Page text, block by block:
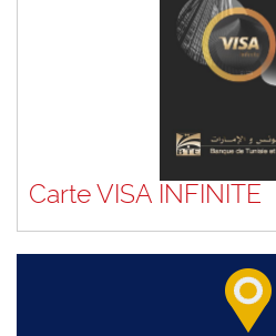
Carte VISA INFINITE